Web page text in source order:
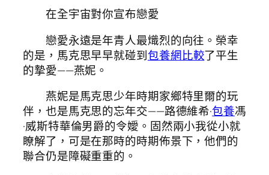
在全宇宙對你宣布戀愛
戀愛永遠是年青人最熾烈的向往。榮幸
的是，馬克思早早就碰到包養網比較了平生
的摯愛——燕妮。
燕妮是馬克思少年時期家鄉特里爾的玩
伴，也是馬克思的忘年交——路德維希·包養馮
·威斯特華倫男爵的令嬡。固然兩小我從小就
瞭解了，可是在那時的時期佈景下，他們的
聯合仍是障礙重重的。